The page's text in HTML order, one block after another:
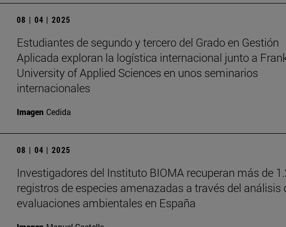
08 | 04 | 2025
Estudiantes de segundo y tercero del Grado en Gestión
Aplicada exploran la logística internacional junto a
University of Applied Sciences en unos seminarios
internacionales
Imagen Cedida
08 | 04 | 2025
Investigadores del Instituto BIOMA recuperan más de
registros de especies amenazadas a través del análisis
evaluaciones ambientales en España